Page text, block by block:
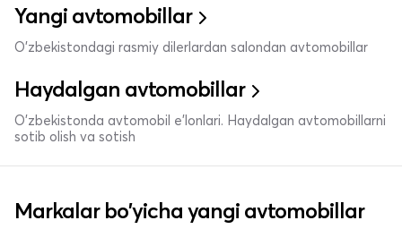
Yangi avtomobillar
O'zbekistondagi rasmiy dilerlardan salondan avtomobillar
Haydalgan avtomobillar
O'zbekistonda avtomobil e’lonlari. Haydalgan avtomobillarni
sotib olish va sotish
Markalar bo'yicha yangi avtomobillar